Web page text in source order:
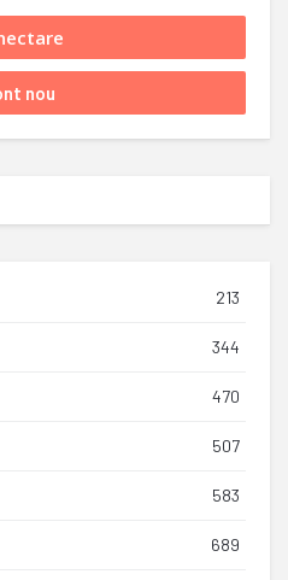
213
344
470
507
583
689